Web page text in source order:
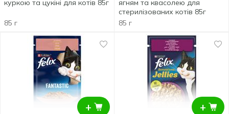
куркою та цукіні для котів 85г
85 г
ягням та квасолею для
стерилізованих котів 85г
85 г
+ +